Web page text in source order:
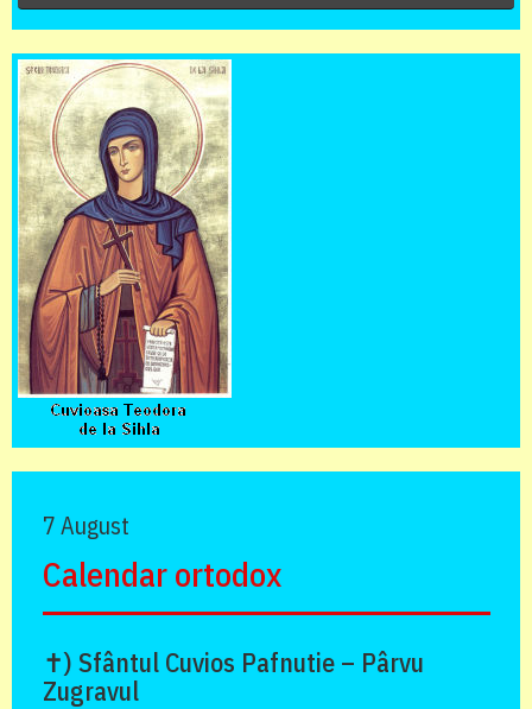
7 August
Calendar ortodox
✝) Sfântul Cuvios Pafnutie – Pârvu
Zugravul